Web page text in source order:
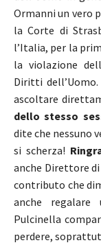
Ormanni un vero
la Corte di
l’Italia, per la
la violazione
Diritti
ascoltare
dello stesso
dite che nessuno
si scherza!
anche Direttore di
contributo che
anche regalare
Pulcinella
perdere,